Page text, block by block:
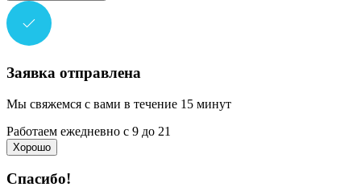
Заявка отправлена
Мы свяжемся с вами в течение 15 минут
Работаем ежедневно с 9 до 21
Хорошо
Спасибо!